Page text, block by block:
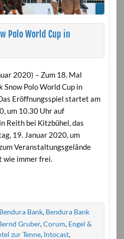
Polo World Cup in
2020) – Zum 18. Mal
Polo World Cup in
Eröffnungsspiel startet am
um 10.30 Uhr auf
Reith bei Kitzbühel, das
19. Januar 2020, um
Veranstaltungsgelände
immer frei.
Bendura Bank, Bendura Bank
Gruber,Corum, Engel &
zur Tenne, Intocast,